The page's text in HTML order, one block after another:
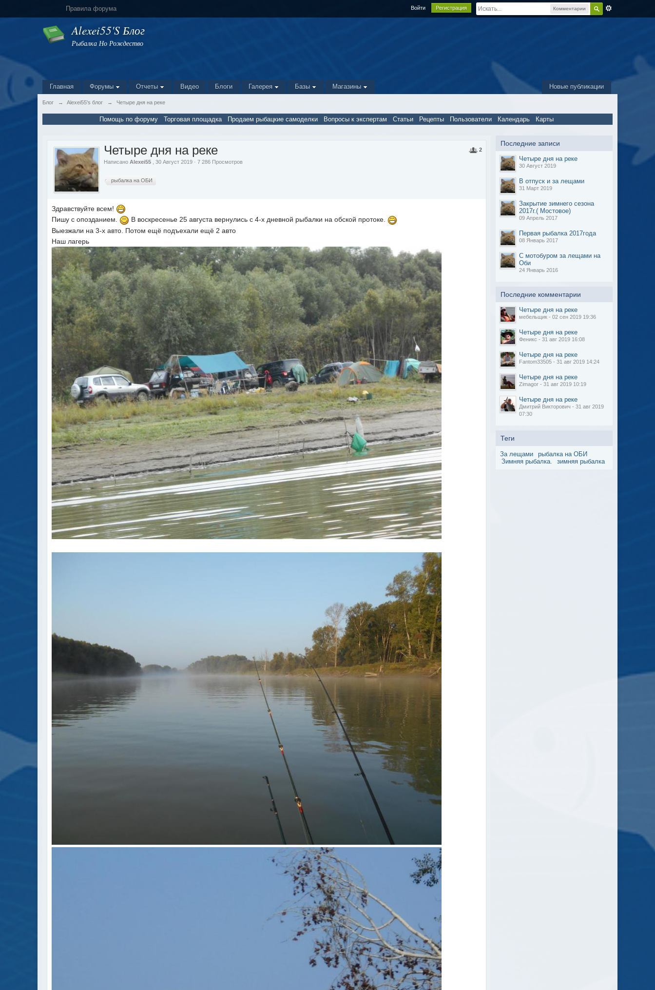
Комментарии
Правила форума Войти Регистрация
Alexei55's Блог
Рыбалка Но Рождество
Новые публикации
Главная Форумы Отчеты Видео Блоги Галерея Базы Магазины
Блог → Alexei55's блог → Четыре дня на реке
Помощь по форуму Торговая площадка Продаем рыбацкие самоделки Вопросы к экспертам Статьи Рецепты Пользователи Календарь Карты
2
Четыре дня на реке
НаписаноAlexei55 , 30 Август 2019 · 7 286 Просмотров
рыбалка на ОБИ
Здравствуйте всем!
Пишу с опозданием.
В воскресенье 25 августа вернулись с 4-х дневной рыбалки на обской протоке.
Выезжали на 3-х авто. Потом ещё подъехали ещё 2 авто
Наш лагерь
Последние записи
Четыре дня на реке
30 Август 2019
В отпуск и за лещами
31 Март 2019
Закрытие зимнего сезона
2017г.( Мостовое)
09 Апрель 2017
Первая рыбалка 2017года
08 Январь 2017
С мотобуром за лещами на
Оби
24 Январь 2016
Последние комментарии
Четыре дня на реке
мебельщик - 02 сен 2019 19:36
Четыре дня на реке
Феникс - 31 авг 2019 16:08
Четыре дня на реке
Fantom33505 - 31 авг 2019 14:24
Четыре дня на реке
Zimagor - 31 авг 2019 10:19
Четыре дня на реке
Дмитрий Викторович - 31 авг 2019
07:30
Теги
За лещами
рыбалка на ОБИ
Зимняя рыбалка.
зимняя рыбалка